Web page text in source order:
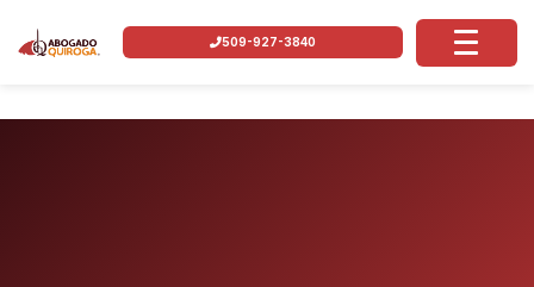
509-927-3840